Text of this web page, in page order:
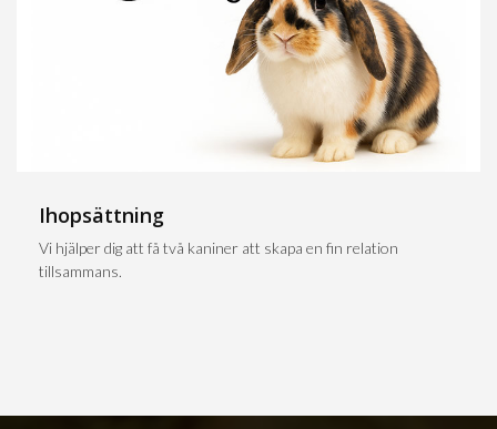
Ihopsättning
Vi hjälper dig att få två kaniner att skapa en fin relation
tillsammans.